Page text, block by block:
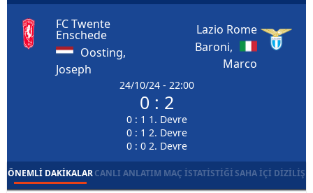
FC Twente
Enschede
Oosting,
Joseph
24/10/24 - 22:00
0 : 2
0 : 1 1. Devre
0 : 1 2. Devre
0 : 0 2. Devre
Lazio Rome
Baroni,
Marco
ÖNEMLI DAKIKALARCANLI ANLATIM MAÇ İSTATISTIĞISAHA İÇI DIZILIŞ